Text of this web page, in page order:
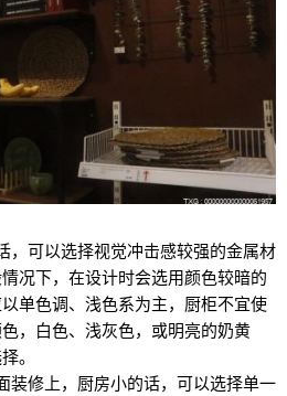
，可以选择视觉冲击感较强的金属材
况下，在设计时会选用颜色较暗的
单色调、浅色系为主，厨柜不宜使
，白色、浅灰色，或明亮的奶黄
。
装修上，厨房小的话，可以选择单一